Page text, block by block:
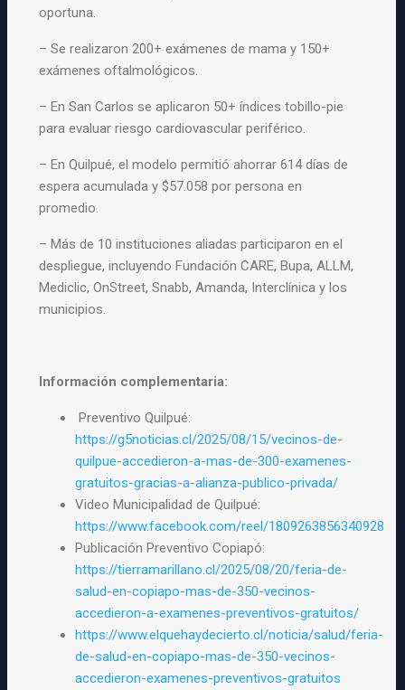
oportuna.
– Se realizaron 200+ exámenes de mama y 150+
exámenes oftalmológicos.
– En San Carlos se aplicaron 50+ índices tobillo-pie
para evaluar riesgo cardiovascular periférico.
– En Quilpué, el modelo permitió ahorrar 614 días de
espera acumulada y $57.058 por persona en
promedio.
– Más de 10 instituciones aliadas participaron en el
despliegue, incluyendo Fundación CARE, Bupa, ALLM,
Mediclic, OnStreet, Snabb, Amanda, Interclínica y los
municipios.
Información complementaria:
Preventivo Quilpué:
https://g5noticias.cl/2025/08/15/vecinos-de-
quilpue-accedieron-a-mas-de-300-examenes-
gratuitos-gracias-a-alianza-publico-privada/
Video Municipalidad de Quilpué:
https://www.facebook.com/reel/1809263856340928
Publicación Preventivo Copiapó:
https://tierramarillano.cl/2025/08/20/feria-de-
salud-en-copiapo-mas-de-350-vecinos-
accedieron-a-examenes-preventivos-gratuitos/
https://www.elquehaydecierto.cl/noticia/salud/feria-
de-salud-en-copiapo-mas-de-350-vecinos-
accedieron-examenes-preventivos-gratuitos